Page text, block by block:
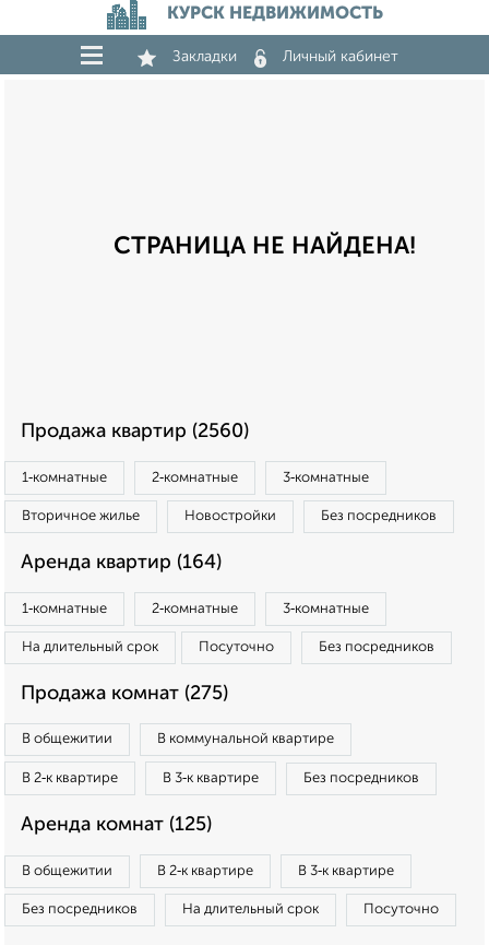
КУРСК НЕДВИЖИМОСТЬ
Закладки Личный кабинет
СТРАНИЦА НЕ НАЙДЕНА!
Продажа квартир (2560)
1‑комнатные 2‑комнатные 3‑комнатные
Вторичное жилье Новостройки Без посредников
Аренда квартир (164)
1‑комнатные 2‑комнатные 3‑комнатные
На длительный срок Посуточно Без посредников
Продажа комнат (275)
В общежитии В коммунальной квартире
В 2‑к квартире В 3‑к квартире Без посредников
Аренда комнат (125)
В общежитии В 2‑к квартире В 3‑к квартире
Без посредников На длительный срок Посуточно